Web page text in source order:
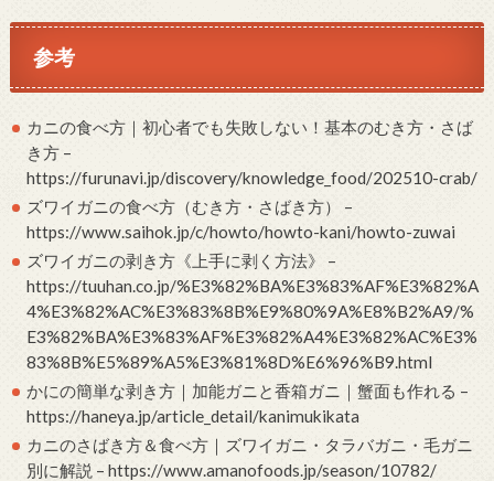
参考
カニの食べ方｜初心者でも失敗しない！基本のむき方・さば
き方 –
https://furunavi.jp/discovery/knowledge_food/202510-crab/
ズワイガニの食べ方（むき方・さばき方） –
https://www.saihok.jp/c/howto/howto-kani/howto-zuwai
ズワイガニの剥き方《上手に剥く方法》 –
https://tuuhan.co.jp/%E3%82%BA%E3%83%AF%E3%82%A
4%E3%82%AC%E3%83%8B%E9%80%9A%E8%B2%A9/%
E3%82%BA%E3%83%AF%E3%82%A4%E3%82%AC%E3%
83%8B%E5%89%A5%E3%81%8D%E6%96%B9.html
かにの簡単な剥き方｜加能ガニと香箱ガニ｜蟹面も作れる –
https://haneya.jp/article_detail/kanimukikata
カニのさばき方＆食べ方｜ズワイガニ・タラバガニ・毛ガニ
別に解説 – https://www.amanofoods.jp/season/10782/